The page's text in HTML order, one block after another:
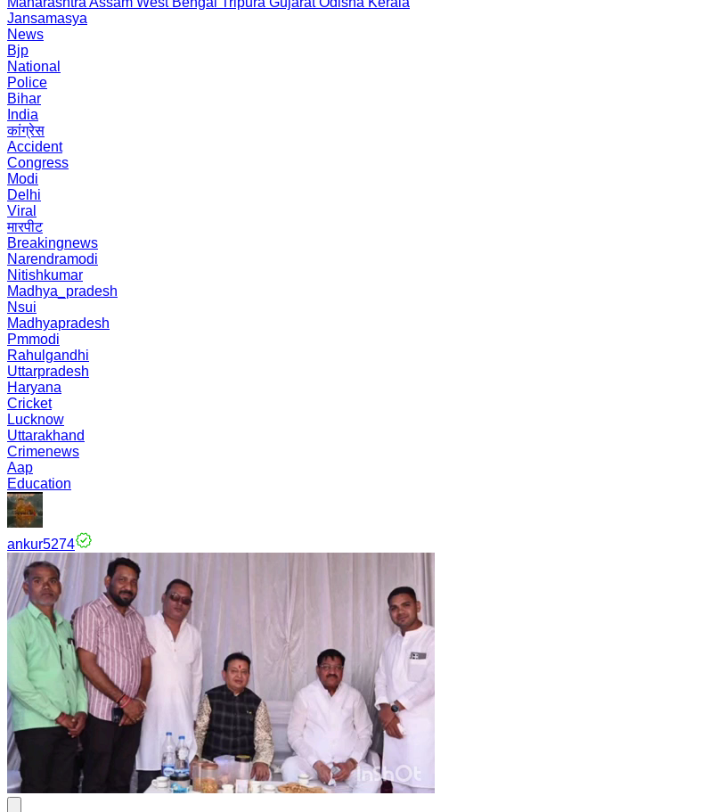
Jansamasya
News
Bjp
National
Police
Bihar
India
कांग्रेस
Accident
Congress
Modi
Delhi
Viral
मारपीट
Breakingnews
Narendramodi
Nitishkumar
Madhya_pradesh
Nsui
Madhyapradesh
Pmmodi
Rahulgandhi
Uttarpradesh
Haryana
Cricket
Lucknow
Uttarakhand
Crimenews
Aap
Education
ankur5274